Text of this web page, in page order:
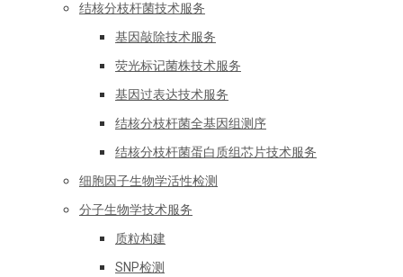
结核分枝杆菌技术服务
基因敲除技术服务
荧光标记菌株技术服务
基因过表达技术服务
结核分枝杆菌全基因组测序
结核分枝杆菌蛋白质组芯片技术服务
细胞因子生物学活性检测
分子生物学技术服务
质粒构建
SNP检测